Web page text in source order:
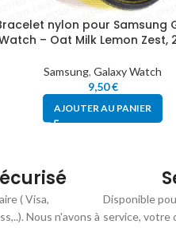
nylon pour Samsung
– Oat Milk Lemon Zest,
Samsung,Galaxy Watch
9,50€
AJOUTER AU PANIER
( Visa,
Nous n'avons à
Disponible
service, votre